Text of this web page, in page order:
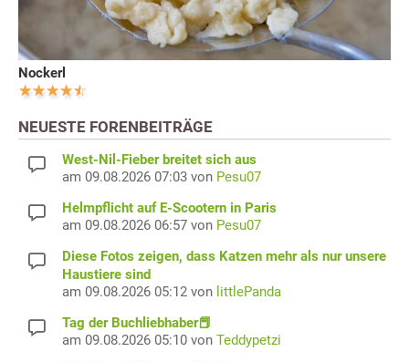
Nockerl
NEUESTE FORENBEITRÄGE
West-Nil-Fieber breitet sich aus
am 09.08.2026 07:03 von Pesu07
Helmpflicht auf E-Scootern in Paris
am 09.08.2026 06:57 von Pesu07
Diese Fotos zeigen, dass Katzen mehr als nur unsere
Haustiere sind
am 09.08.2026 05:12 von littlePanda
Tag der Buchliebhaber📕
am 09.08.2026 05:10 von Teddypetzi